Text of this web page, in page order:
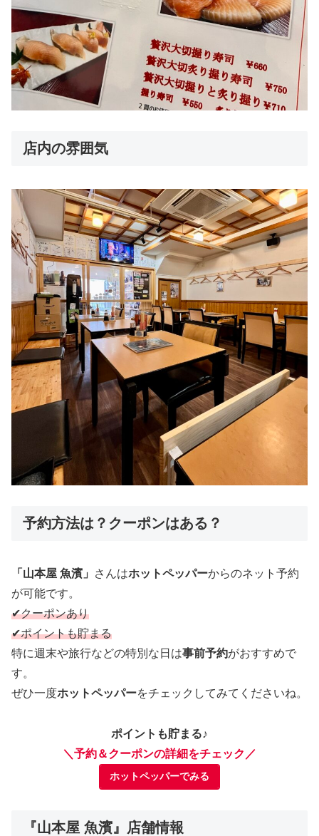
店内の雰囲気
予約方法は？クーポンはある？
「山本屋 魚濱」 さんはホットペッパーからのネット予約
が可能です。
✔︎クーポンあり
✔︎ポイントも貯まる
特に週末や旅行などの特別な日は事前予約がおすすめで
す。
ぜひ一度ホットペッパーをチェックしてみてくださいね。
ポイントも貯まる♪
＼予約＆クーポンの詳細をチェック／
ホットペッパーでみる
『山本屋 魚濱』店舗情報